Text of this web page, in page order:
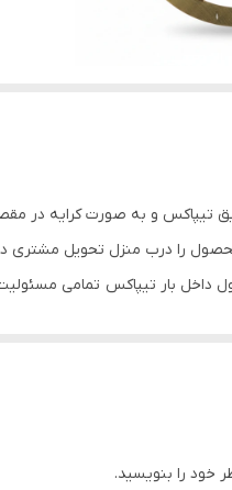
تیپاکس و به صورت کرایه در
را درب منزل تحویل مشتری
بار تیپاکس تمامی
خود را بنویسید.